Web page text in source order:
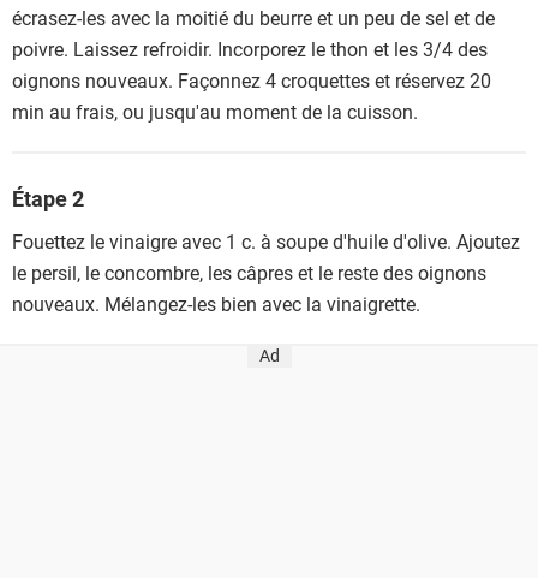
écrasez-les avec la moitié du beurre et un peu de sel et de
poivre. Laissez refroidir. Incorporez le thon et les 3/4 des
oignons nouveaux. Façonnez 4 croquettes et réservez 20
min au frais, ou jusqu'au moment de la cuisson.
Étape 2
Fouettez le vinaigre avec 1 c. à soupe d'huile d'olive. Ajoutez
le persil, le concombre, les câpres et le reste des oignons
nouveaux. Mélangez-les bien avec la vinaigrette.
Ad